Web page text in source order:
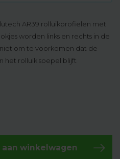
AR39 rolluikprofielen met
worden links en rechts in de
om te voorkomen dat de
het rolluik soepel blijft
winkelwagen